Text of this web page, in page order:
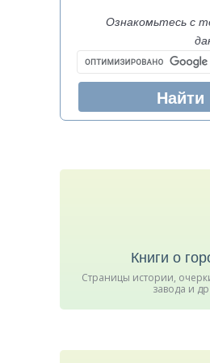
Ознакомьтесь с
Книги о
Страницы истории,
завода и др